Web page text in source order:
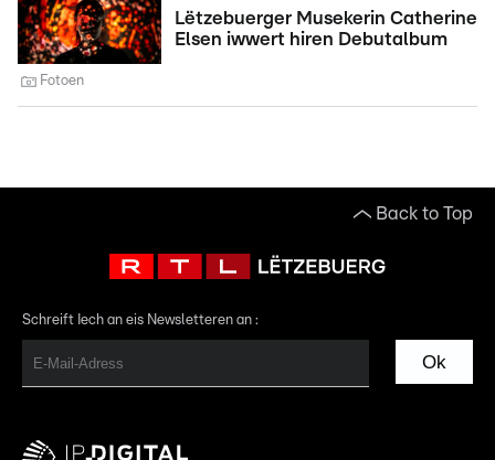
Lëtzebuerger Musekerin Catherine
Elsen iwwert hiren Debutalbum
Fotoen
Back to Top
Schreift Iech an eis Newsletteren an :
Ok